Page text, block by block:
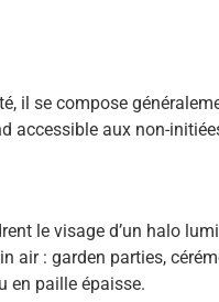
il se compose
accessible aux non-
le visage d’un halo
: garden parties,
en paille épaisse.